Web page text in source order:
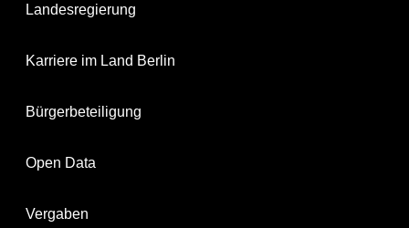
Landesregierung
Karriere im Land Berlin
Bürgerbeteiligung
Open Data
Vergaben